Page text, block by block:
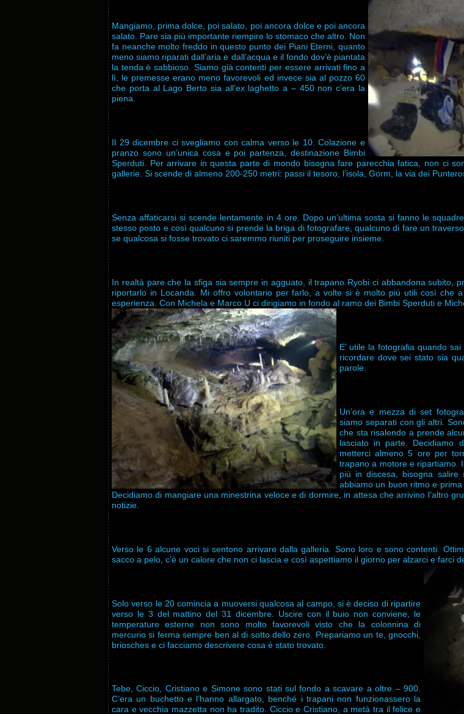
Mangiamo, prima dolce, poi salato, poi ancora dolce e poi ancora
salato. Pare sia più importante riempire lo stomaco che altro. Non
fa neanche molto freddo in questo punto dei Piani Eterni, quanto
meno siamo riparati dall’aria e dall’acqua e il fondo dov’è piantata
la tenda è sabbioso. Siamo già contenti per essere arrivati fino a
lì, le premesse erano meno favorevoli ed invece sia al pozzo 60
che porta al Lago Berto sia all’ex laghetto a – 450 non c’era la
piena.
Il 29 dicembre ci svegliamo con calma verso le 10. Colazione e
pranzo sono un’unica cosa e poi partenza, destinazione Bimbi
Sperduti. Per arrivare in questa parte di mondo bisogna fare parecchia fatica, non ci
gallerie. Si scende di almeno 200-250 metri: passi il tesoro, l’isola, Gorm, la via dei
Senza affaticarsi si scende lentamente in 4 ore. Dopo un’ultima sosta si fanno le
stesso posto e così qualcuno si prende la briga di fotografare, qualcuno di fare un
se qualcosa si fosse trovato ci saremmo riuniti per proseguire insieme.
In realtà pare che la sfiga sia sempre in agguato, il trapano Ryobi ci abbandona subito,
riportarlo in Locanda. Mi offro volontario per farlo, a volte si è molto più utili così che
esperienza. Con Michela e Marco U ci dirigiamo in fondo al ramo dei Bimbi Sperduti e
E’ utile la fotografia quando
ricordare dove sei stato sia
parole.
Un’ora e mezza di set
siamo separati con gli altri.
che sta risalendo a prende
lasciato in parte. Decidiamo
metterci almeno 5 ore per
trapano a motore e ripartiamo.
più in discesa, bisogna salire
abbiamo un buon ritmo e
Decidiamo di mangiare una minestrina veloce e di dormire, in attesa che arrivino l’altro
notizie.
Verso le 6 alcune voci si sentono arrivare dalla galleria. Sono loro e sono contenti.
sacco a pelo, c’è un calore che non ci lascia e così aspettiamo il giorno per alzarci e farci
Solo verso le 20 comincia a muoversi qualcosa al campo, si è deciso di ripartire
verso le 3 del mattino del 31 dicembre. Uscire con il buio non conviene, le
temperature esterne non sono molto favorevoli visto che la colonnina di
mercurio si ferma sempre ben al di sotto dello zero. Prepariamo un te, gnocchi,
briosches e ci facciamo descrivere cosa è stato trovato.
Tebe, Ciccio, Cristiano e Simone sono stati sul fondo a scavare a oltre – 900.
C’era un buchetto e l’hanno allargato, benché i trapani non funzionassero la
cara e vecchia mazzetta non ha tradito. Ciccio e Cristiano, a metà tra il felice e